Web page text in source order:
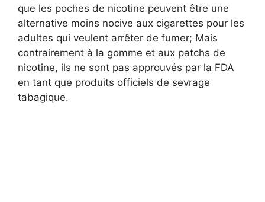
que les poches de nicotine peuvent être une
alternative moins nocive aux cigarettes pour les
adultes qui veulent arrêter de fumer; Mais
contrairement à la gomme et aux patchs de
nicotine, ils ne sont pas approuvés par la FDA
en tant que produits officiels de sevrage
tabagique.